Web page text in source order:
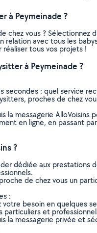
à Peymeinade ?
chez vous ?
relation avec tous les
tous vos projets !
à Peymeinade ?
secondes : quel service
proches de chez
la messagerie AlloVoisins
en ligne, en passant
?
dédiée aux
de chez vous un
:
besoin en quelques
particuliers et
la messagerie privée et